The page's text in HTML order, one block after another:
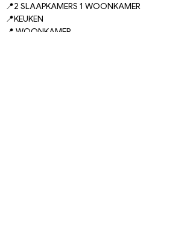
📍2 SLAAPKAMERS 1 WOONKAMER
📍KEUKEN
📍 WOONKAMER